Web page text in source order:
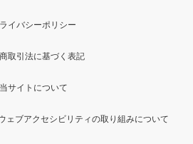
イバシーポリシー
取引法に基づく表記
当サイトについて
ェブアクセシビリティの取り組みについて